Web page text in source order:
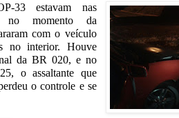
33 estavam nas
no momento da
com o veículo
no interior. Houve
da BR 020, e no
o assaltante que
o controle e se